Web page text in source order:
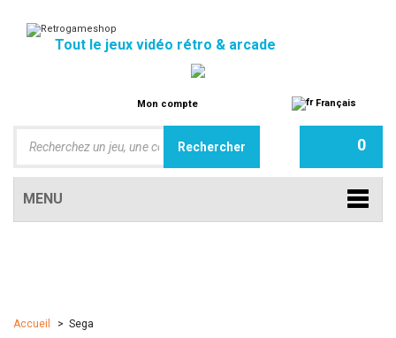
Tout le jeux vidéo rétro & arcade
Mon compte Français
0
MENU
Accueil > Sega